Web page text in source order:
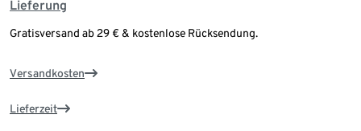
Lieferung
Gratisversand ab 29 € & kostenlose Rücksendung.
Versandkosten
Lieferzeit